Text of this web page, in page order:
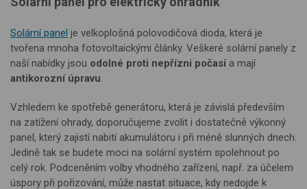
Solární panel je velkoplošná polovodičová dioda, která je
tvořena mnoha fotovoltaickými články. Veškeré solární panely z
naší nabídky jsou odolné proti nepřízni počasía mají
antikorozní úpravu.
Vzhledem ke spotřebě generátoru, která je závislá především
na zatížení ohrady, doporučujeme zvolit i dostatečně výkonný
panel, který zajistí nabití akumulátoru i při méně slunných dnech.
Jedině tak se budete moci na solární systém spolehnout po
celý rok. Podceněním volby vhodného zařízení, např. za účelem
úspory při pořizování, může nastat situace, kdy nedojde k